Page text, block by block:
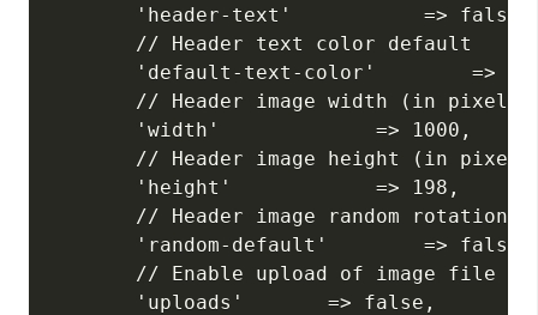
        'header-text'           => false,
        // Header text color default
'default-text-color'        =>
        // Header image width (in pixels)
        'width'             => 1000,
// Header image height (in
        'height'            => 198,
// Header image random rotation
        'random-default'        => false,
// Enable upload of image file
        'uploads'       => false,